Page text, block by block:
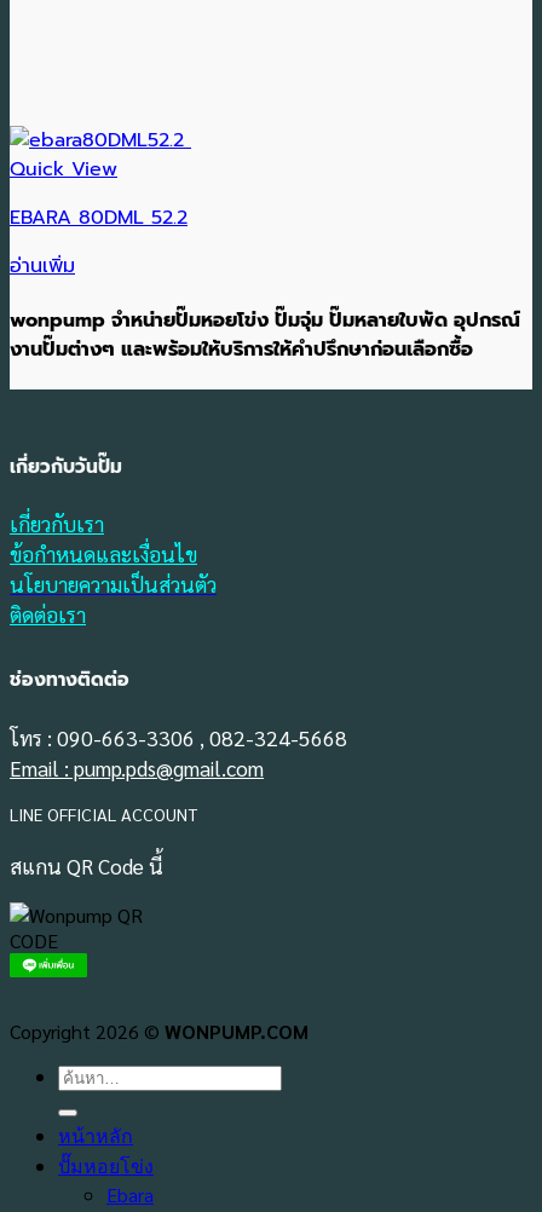
Quick View
EBARA 80DML 52.2
อ่านเพิ่ม
wonpump จำหน่ายปั๊มหอยโข่ง ปั๊มจุ่ม ปั๊มหลายใบพัด อุปกรณ์
งานปั๊มต่างๆ และพร้อมให้บริการให้คำปรึกษาก่อนเลือกซื้อ
เกี่ยวกับวันปั๊ม
เกี่ยวกับเรา
ข้อกำหนดและเงื่อนไข
นโยบายความเป็นส่วนตัว
ติดต่อเรา
ช่องทางติดต่อ
โทร : 090-663-3306 , 082-324-5668
Email : pump.pds@gmail.com
LINE OFFICIAL ACCOUNT
สแกน QR Code นี้
Copyright 2026 © WONPUMP.COM
ค้นหา:
หน้าหลัก
ปั๊มหอยโข่ง
Ebara